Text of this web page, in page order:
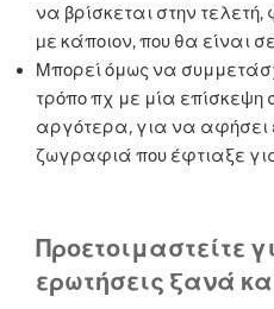
να βρίσκεται στην τελετή,
µε κάποιον, που θα είναι
Μπορεί όμως να
τρόπο πχ με μία επίσκεψη
αργότερα, για να αφήσει
ζωγραφιά που έφτιαξε
Προετοιμαστείτε
ερωτήσεις ξανά